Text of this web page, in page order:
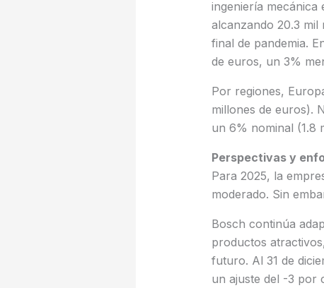
ingeniería mecánica
alcanzando 20.3 mil
final de pandemia.
de euros, un 3%
Por regiones,
millones de euros).
un 6% nominal (1.8
Perspectivas y
Para 2025, la
moderado. Sin
Bosch continúa
productos
futuro. Al 31 de
un ajuste del -3 por